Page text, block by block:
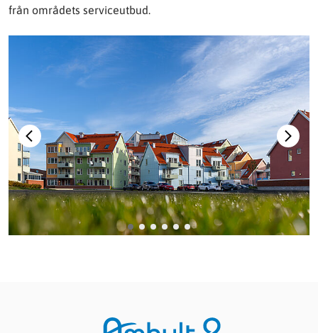
från områdets serviceutbud.